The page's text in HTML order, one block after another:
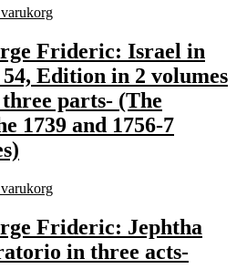
Frideric: Israel in
Edition in 2 volumes
parts- (The
1739 and 1756-7
Frideric: Jephtha
in three acts-